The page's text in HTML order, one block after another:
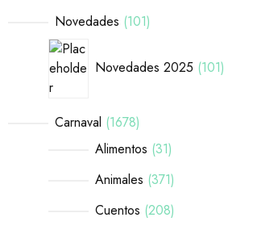
Novedades 101
Novedades 2025 101
Carnaval 1678
Alimentos 31
Animales 371
Cuentos 208